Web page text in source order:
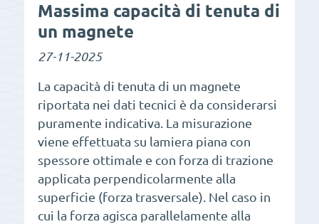
Massima capacità di tenuta di
un magnete
27-11-2025
La capacità di tenuta di un magnete
riportata nei dati tecnici è da considerarsi
puramente indicativa. La misurazione
viene effettuata su lamiera piana con
spessore ottimale e con forza di trazione
applicata perpendicolarmente alla
superficie (forza trasversale). Nel caso in
cui la forza agisca parallelamente alla